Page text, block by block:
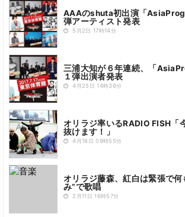
AAAのshuta初出演「
弾アーティスト発表
5月2日 17時14分
三浦大知が６年連続、「
１弾出演者発表
4月25日 14時36分
オリラジ率いるRADIO FISH「
抜けます！」
4月18日 09時55分
オリラジ藤森、紅白は緊張で
み”で歌唱
2月11日 16時57分